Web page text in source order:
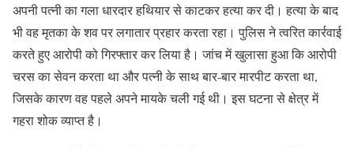
अपनी पत्नी का गला धारदार हथियार से काटकर हत्या कर दी। हत्या के बाद
भी वह मृतका के शव पर लगातार प्रहार करता रहा। पुलिस ने त्वरित कार्रवाई
करते हुए आरोपी को गिरफ्तार कर लिया है। जांच में खुलासा हुआ कि आरोपी
चरस का सेवन करता था और पत्नी के साथ बार-बार मारपीट करता था,
जिसके कारण वह पहले अपने मायके चली गई थी। इस घटना से क्षेत्र में
गहरा शोक व्याप्त है।